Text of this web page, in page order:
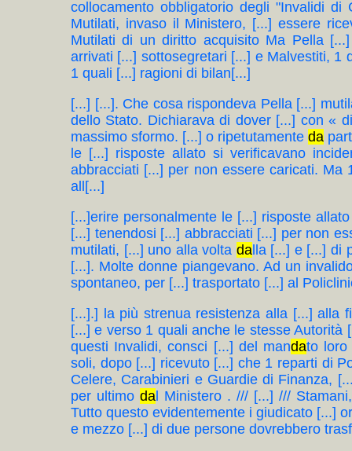
collocamento obbligatorio degli "Invalidi
Mutilati, invaso il Ministero, [...] essere
Mutilati di un diritto acquisito Ma Pella
arrivati [...] sottosegretari [...] e Malvestiti, 1
1 quali [...] ragioni di bilan[...]
[...] [...]. Che cosa rispondeva Pella [...]
dello Stato. Dichiarava di dover [...] con «
massimo sformo. [...] o ripetutamente da
le [...] risposte allato si verificavano
abbracciati [...] per non essere caricati.
all[...]
[...]erire personalmente le [...] risposte
[...] tenendosi [...] abbracciati [...] per non
mutilati, [...] uno alla volta dalla [...] e [...] di
[...]. Molte donne piangevano. Ad un
spontaneo, per [...] trasportato [...] al
[...].] la più strenua resistenza alla [...] alla
[...] e verso 1 quali anche le stesse
questi Invalidi, consci [...] del mandato
soli, dopo [...] ricevuto [...] che 1 reparti di
Celere, Carabinieri e Guardie di Finanza,
per ultimo dal Ministero . /// [...] ///
Tutto questo evidentemente i giudicato [...]
e mezzo [...] di due persone dovrebbero